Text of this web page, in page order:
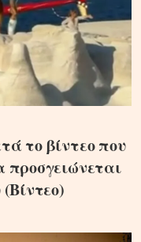
το βίντεο που
προσγειώνεται